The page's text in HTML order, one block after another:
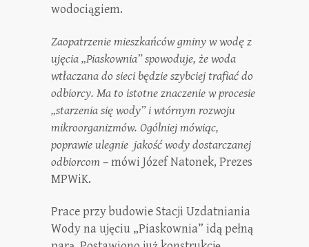
wodociągiem.
Zaopatrzenie mieszkańców gminy w wodę z
ujęcia „Piaskownia” spowoduje, że woda
wtłaczana do sieci będzie szybciej trafiać do
odbiorcy. Ma to istotne znaczenie w procesie
„starzenia się wody” i wtórnym rozwoju
mikroorganizmów. Ogólniej mówiąc,
poprawie ulegnie jakość wody dostarczanej
odbiorcom – mówi Józef Natonek, Prezes
MPWiK.
Prace przy budowie Stacji Uzdatniania
Wody na ujęciu „Piaskownia” idą pełną